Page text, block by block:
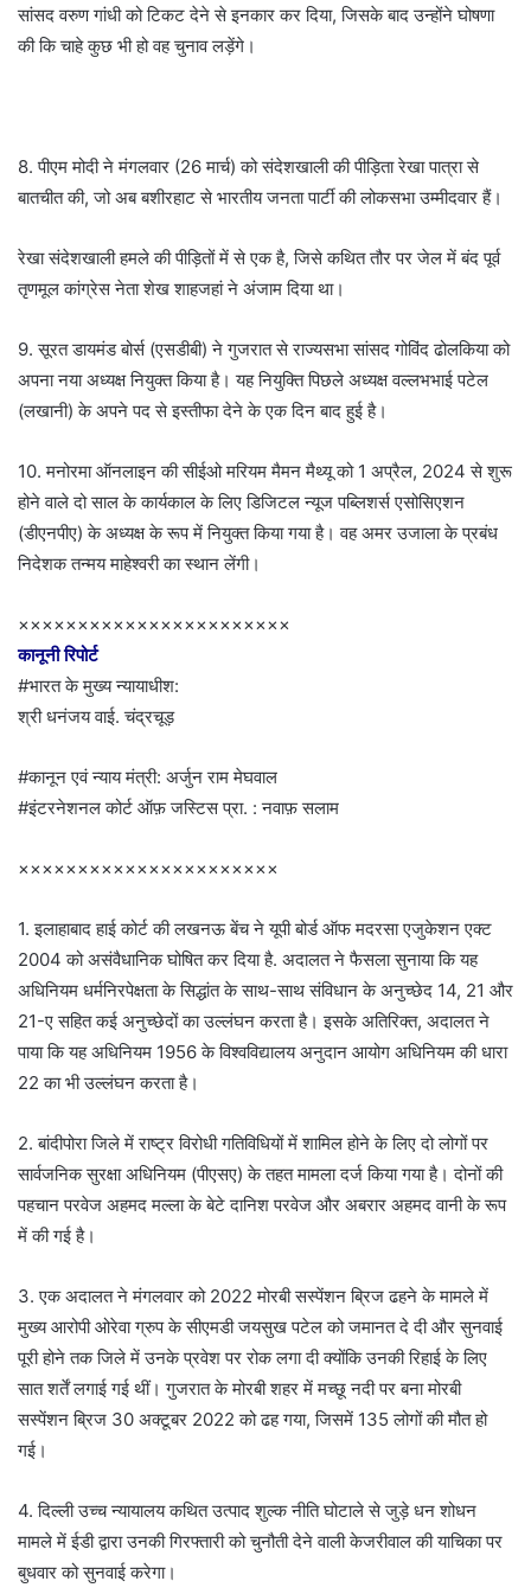
सांसद वरुण गांधी को टिकट देने से इनकार कर दिया, जिसके बाद उन्होंने घोषणा
की कि चाहे कुछ भी हो वह चुनाव लड़ेंगे।
8. पीएम मोदी ने मंगलवार (26 मार्च) को संदेशखाली की पीड़िता रेखा पात्रा से
बातचीत की, जो अब बशीरहाट से भारतीय जनता पार्टी की लोकसभा उम्मीदवार हैं।
रेखा संदेशखाली हमले की पीड़ितों में से एक है, जिसे कथित तौर पर जेल में बंद पूर्व
तृणमूल कांग्रेस नेता शेख शाहजहां ने अंजाम दिया था।
9. सूरत डायमंड बोर्स (एसडीबी) ने गुजरात से राज्यसभा सांसद गोविंद ढोलकिया को
अपना नया अध्यक्ष नियुक्त किया है। यह नियुक्ति पिछले अध्यक्ष वल्लभभाई पटेल
(लखानी) के अपने पद से इस्तीफा देने के एक दिन बाद हुई है।
10. मनोरमा ऑनलाइन की सीईओ मरियम मैमन मैथ्यू को 1 अप्रैल, 2024 से शुरू
होने वाले दो साल के कार्यकाल के लिए डिजिटल न्यूज पब्लिशर्स एसोसिएशन
(डीएनपीए) के अध्यक्ष के रूप में नियुक्त किया गया है। वह अमर उजाला के प्रबंध
निदेशक तन्मय माहेश्वरी का स्थान लेंगी।
×××××××××××××××××××××××
कानूनी रिपोर्ट
#भारत के मुख्य न्यायाधीश:
श्री धनंजय वाई. चंद्रचूड़
#कानून एवं न्याय मंत्री: अर्जुन राम मेघवाल
#इंटरनेशनल कोर्ट ऑफ़ जस्टिस प्रा. : नवाफ़ सलाम
××××××××××××××××××××××
1. इलाहाबाद हाई कोर्ट की लखनऊ बेंच ने यूपी बोर्ड ऑफ मदरसा एजुकेशन एक्ट
2004 को असंवैधानिक घोषित कर दिया है. अदालत ने फैसला सुनाया कि यह
अधिनियम धर्मनिरपेक्षता के सिद्धांत के साथ-साथ संविधान के अनुच्छेद 14, 21 और
21-ए सहित कई अनुच्छेदों का उल्लंघन करता है। इसके अतिरिक्त, अदालत ने
पाया कि यह अधिनियम 1956 के विश्वविद्यालय अनुदान आयोग अधिनियम की धारा
22 का भी उल्लंघन करता है।
2. बांदीपोरा जिले में राष्ट्र विरोधी गतिविधियों में शामिल होने के लिए दो लोगों पर
सार्वजनिक सुरक्षा अधिनियम (पीएसए) के तहत मामला दर्ज किया गया है। दोनों की
पहचान परवेज अहमद मल्ला के बेटे दानिश परवेज और अबरार अहमद वानी के रूप
में की गई है।
3. एक अदालत ने मंगलवार को 2022 मोरबी सस्पेंशन ब्रिज ढहने के मामले में
मुख्य आरोपी ओरेवा ग्रुप के सीएमडी जयसुख पटेल को जमानत दे दी और सुनवाई
पूरी होने तक जिले में उनके प्रवेश पर रोक लगा दी क्योंकि उनकी रिहाई के लिए
सात शर्तें लगाई गई थीं। गुजरात के मोरबी शहर में मच्छू नदी पर बना मोरबी
सस्पेंशन ब्रिज 30 अक्टूबर 2022 को ढह गया, जिसमें 135 लोगों की मौत हो
गई।
4. दिल्ली उच्च न्यायालय कथित उत्पाद शुल्क नीति घोटाले से जुड़े धन शोधन
मामले में ईडी द्वारा उनकी गिरफ्तारी को चुनौती देने वाली केजरीवाल की याचिका पर
बुधवार को सुनवाई करेगा।